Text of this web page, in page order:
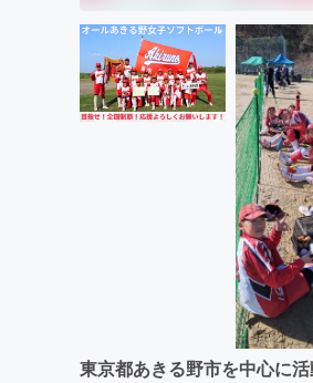
東京都あきる野市を中心に